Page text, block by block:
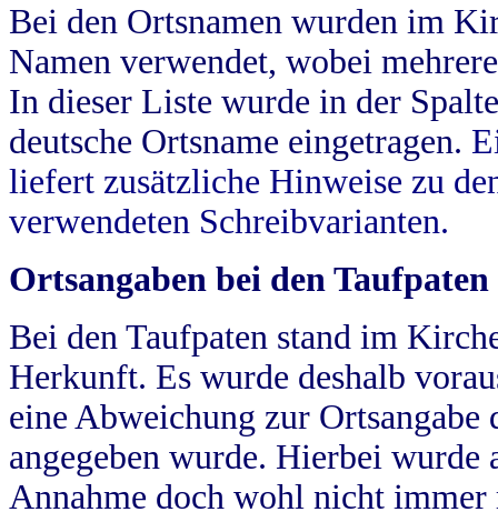
Bei den Ortsnamen wurden im
Namen verwendet, wobei
In dieser Liste wurde in der
deutsche Ortsname eingetragen.
liefert zusätzliche Hinweise zu
verwendeten Schreibvarianten.
Ortsangaben bei den Taufpaten
Bei den Taufpaten stand im
Herkunft. Es wurde deshalb
eine Abweichung zur
angegeben wurde. Hierbei wurde
Annahme doch wohl nicht